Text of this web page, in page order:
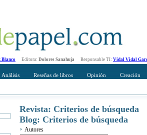
Blanco Editora: Dolores Sanahuja Responsable TI: Vidal Vidal
Análisis Reseñas de libros Opinión Creación
Revista: Criterios de búsqueda
Blog: Criterios de búsqueda
Autores